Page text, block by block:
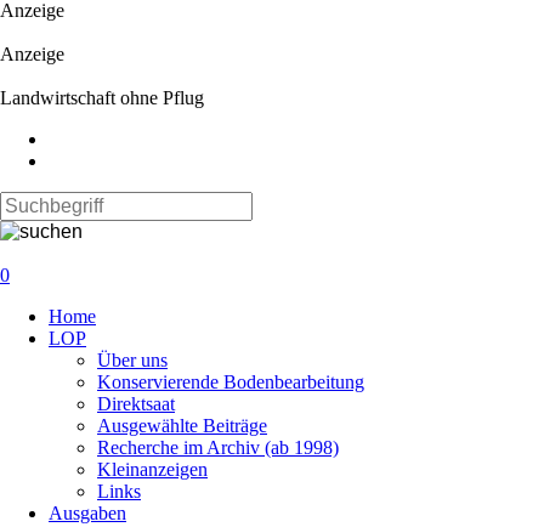
Anzeige
Anzeige
Landwirtschaft ohne Pflug
0
überspringen
Home
LOP
Über uns
Konservierende Bodenbearbeitung
Direktsaat
Ausgewählte Beiträge
Recherche im Archiv (ab 1998)
Kleinanzeigen
Links
Ausgaben